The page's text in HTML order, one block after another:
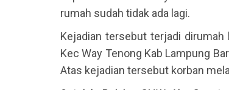
rumah sudah tidak ada lagi.
Kejadian tersebut terjadi dirumah
Kec Way Tenong Kab Lampung
Atas kejadian tersebut korban